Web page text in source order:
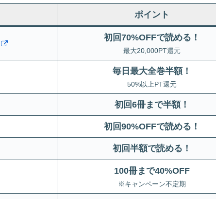
ポイント
初回70%OFFで読める！
最大20,000PT還元
毎日最大全巻半額！
50%以上PT還元
初回6冊まで半額！
初回90%OFFで読める！
初回半額で読める！
100冊まで40%OFF
※キャンペーン不定期